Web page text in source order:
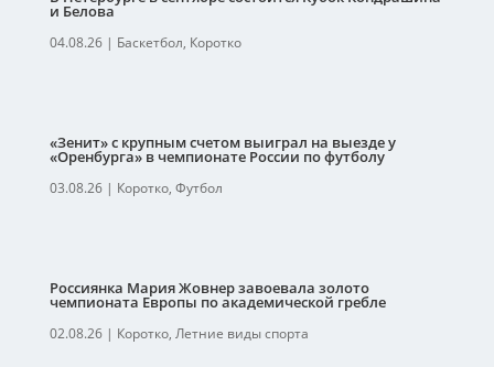
и Белова
04.08.26| Баскетбол, Коротко
«Зенит» с крупным счетом выиграл на выезде у
«Оренбурга» в чемпионате России по футболу
03.08.26| Коротко, Футбол
Россиянка Мария Жовнер завоевала золото
чемпионата Европы по академической гребле
02.08.26| Коротко, Летние виды спорта